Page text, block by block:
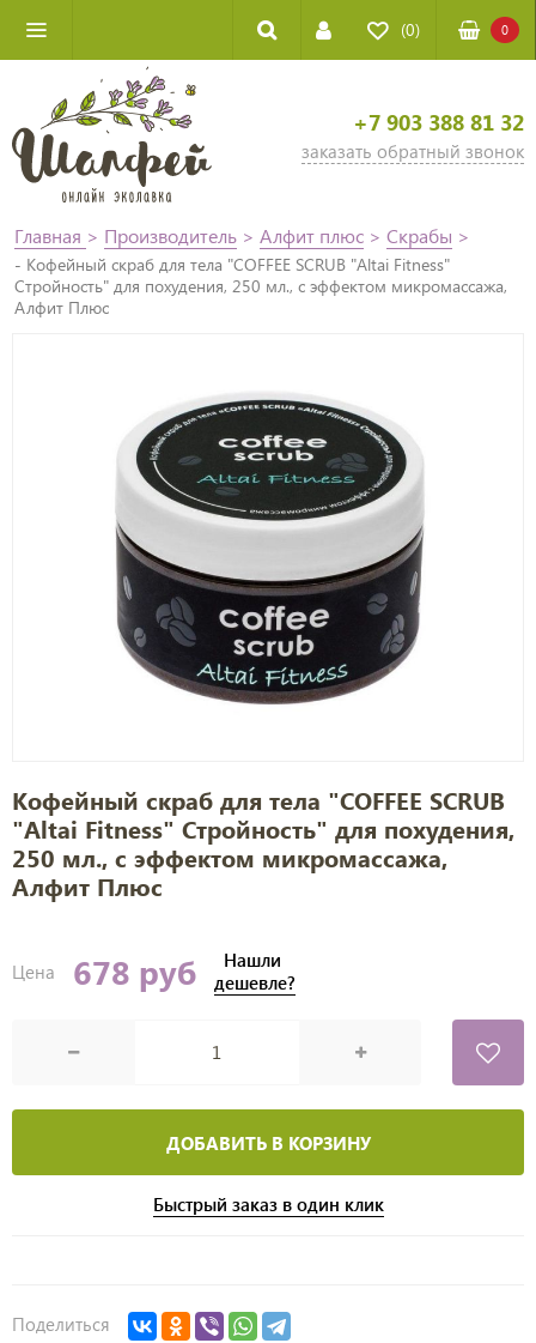
(0) 0
+7 903 388 81 32
заказать обратный звонок
Главная > Производитель > Алфит плюс > Скрабы >
- Кофейный скраб для тела "COFFEE SCRUB "Аltai Fitness"
Стройность" для похудения, 250 мл., с эффектом микромассажа,
Алфит Плюс
Кофейный скраб для тела "COFFEE SCRUB
"Аltai Fitness" Стройность" для похудения,
250 мл., с эффектом микромассажа,
Алфит Плюс
Цена 678 руб
Нашли
дешевле?
ДОБАВИТЬ В КОРЗИНУ
Быстрый заказ в один клик
Поделиться